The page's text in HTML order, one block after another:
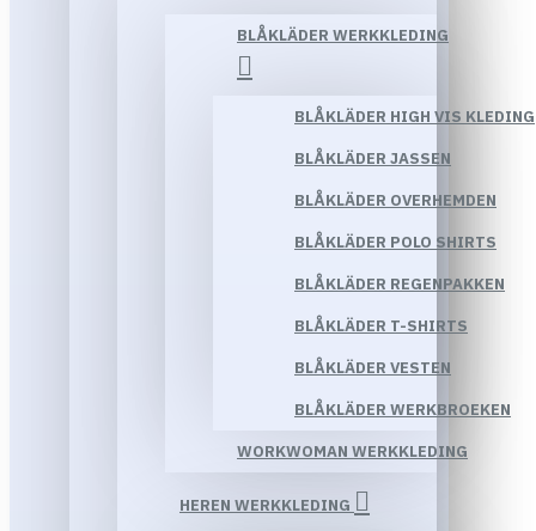
BLÅKLÄDER WERKKLEDING
BLÅKLÄDER HIGH VIS KLEDING
BLÅKLÄDER JASSEN
BLÅKLÄDER OVERHEMDEN
BLÅKLÄDER POLO SHIRTS
BLÅKLÄDER REGENPAKKEN
BLÅKLÄDER T-SHIRTS
BLÅKLÄDER VESTEN
BLÅKLÄDER WERKBROEKEN
WORKWOMAN WERKKLEDING
HEREN WERKKLEDING